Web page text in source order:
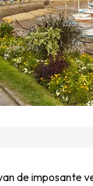
de imposante